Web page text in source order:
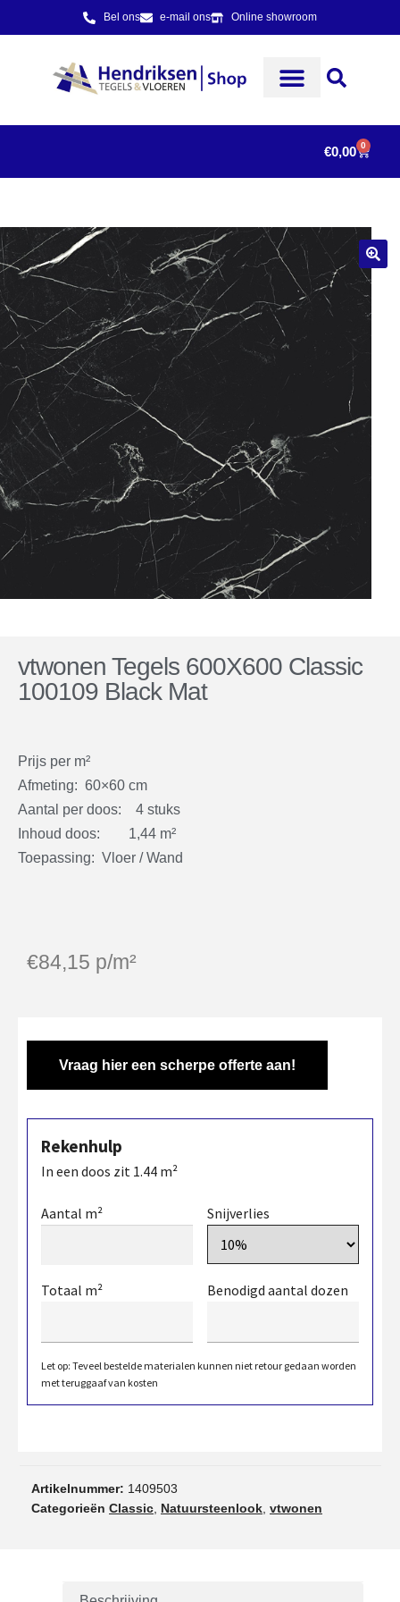
Bel ons e-mail ons Online showroom
€0,00 0
vtwonen Tegels 600X600 Classic
100109 Black Mat
Prijs per m²
Afmeting: 60×60 cm
Aantal per doos: 4 stuks
Inhoud doos: 1,44 m²
Toepassing: Vloer / Wand
€84,15 p/m²
Vraag hier een scherpe offerte aan!
Rekenhulp
In een doos zit 1.44 m²
Aantal m² Snijverlies
Totaal m² Benodigd aantal dozen
Let op: Teveel bestelde materialen kunnen niet retour gedaan worden
met teruggaaf van kosten
Artikelnummer: 1409503
Categorieën Classic Natuursteenlook vtwonen